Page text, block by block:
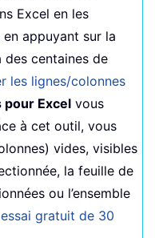
Excel en les
appuyant sur la
des centaines de
les lignes/colonnes
pour Excel vous
à cet outil, vous
vides, visibles
la feuille de
ou l’ensemble
gratuit de 30